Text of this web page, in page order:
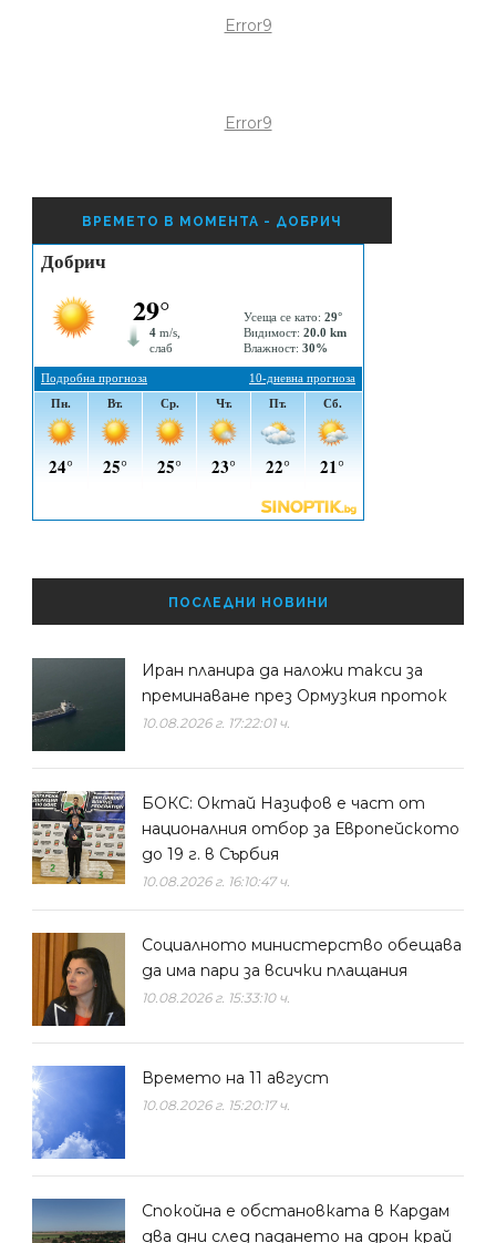
Error9
Error9
ВРЕМЕТО В МОМЕНТА - ДОБРИЧ
ПОСЛЕДНИ НОВИНИ
Иран планира да наложи такси за
преминаване през Ормузкия проток
10.08.2026 г. 17:22:01 ч.
БОКС: Октай Назифов е част от
националния отбор за Европейското
до 19 г. в Сърбия
10.08.2026 г. 16:10:47 ч.
Социалното министерство обещава
да има пари за всички плащания
10.08.2026 г. 15:33:10 ч.
Времето на 11 август
10.08.2026 г. 15:20:17 ч.
Спокойна е обстановката в Кардам
два дни след падането на дрон край